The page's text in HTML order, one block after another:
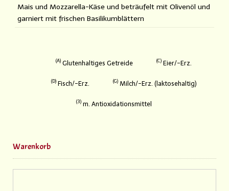
Mais und Mozzarella-Käse und beträufelt mit Olivenöl und
garniert mit frischen Basilikumblättern
A Glutenhaltiges Getreide C Eier/-Erz.
D Fisch/-Erz. G Milch/-Erz. (laktosehaltig)
3 m. Antioxidationsmittel
Warenkorb